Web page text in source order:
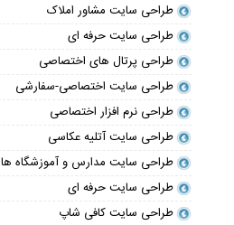
طراحی سایت مشاور املاک
طراحی سایت حرفه ای
طراحی پرتال های اختصاصی
طراحی سایت اختصاصی-سفارشی
طراحی نرم افزار اختصاصی
طراحی سایت آتلیه عکاسی
طراحی سایت مدارس و آموزشگاه ها
طراحی سایت حرفه ای
طراحی سایت کافی شاپ